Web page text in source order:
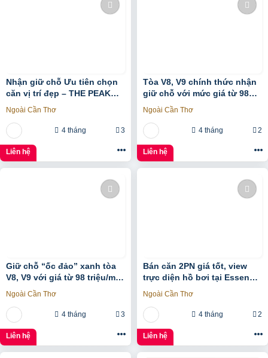
Nhận giữ chỗ Ưu tiên chọn
căn vị trí đẹp – THE PEAK
GARDEN của Hưng Lộc Phát
Ngoài Cần Thơ
4 tháng 3
Liên hệ
Tòa V8, V9 chính thức nhận
giữ chỗ với mức giá từ 98
triệu/m2, 1% early bird tại
Sunshine Sky City
Ngoài Cần Thơ
4 tháng 2
Liên hệ
Giữ chỗ “ốc đảo” xanh tòa
V8, V9 với giá từ 98 triệu/m2,
hưởng 1% chiết khấu
booking sớm tại
Ngoài Cần Thơ
4 tháng 3
Liên hệ
Bán căn 2PN giá tốt, view
trực diện hồ bơi tại Essensia
Sky với giá chỉ 5,6 tỷ
Ngoài Cần Thơ
4 tháng 2
Liên hệ